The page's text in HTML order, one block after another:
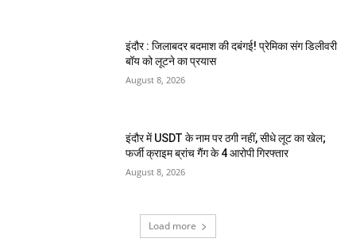
इंदौर : जिलाबदर बदमाश की दबंगई! प्रेमिका संग डिलीवरी
बॉय को लूटने का प्रयास
August 8, 2026
इंदौर में USDT के नाम पर ठगी नहीं, सीधे लूट का खेल;
फर्जी क्राइम ब्रांच गैंग के 4 आरोपी गिरफ्तार
August 8, 2026
Load more